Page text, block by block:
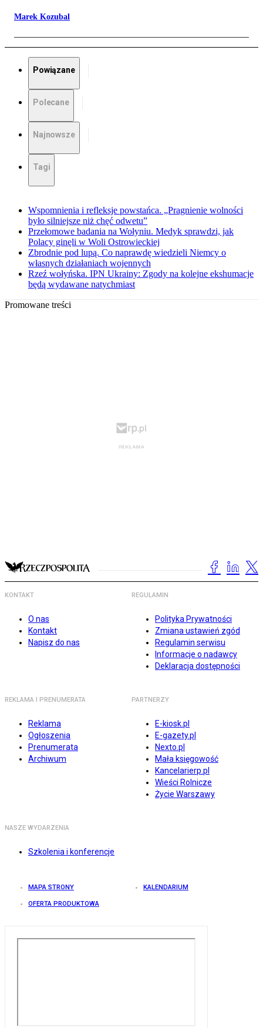
Marek Kozubal
Powiązane
Polecane
Najnowsze
Tagi
Wspomnienia i refleksje powstańca. „Pragnienie wolności
było silniejsze niż chęć odwetu”
Przełomowe badania na Wołyniu. Medyk sprawdzi, jak
Polacy ginęli w Woli Ostrowieckiej
Zbrodnie pod lupą. Co naprawdę wiedzieli Niemcy o
własnych działaniach wojennych
Rzeź wołyńska. IPN Ukrainy: Zgody na kolejne ekshumacje
będą wydawane natychmiast
Promowane treści
KONTAKT
O nas
Kontakt
Napisz do nas
REGULAMIN
Polityka Prywatności
Zmiana ustawień zgód
Regulamin serwisu
Informacje o nadawcy
Deklaracja dostępności
REKLAMA I PRENUMERATA
Reklama
Ogłoszenia
Prenumerata
Archiwum
PARTNERZY
E-kiosk.pl
E-gazety.pl
Nexto.pl
Mała księgowość
Kancelarierp.pl
Wieści Rolnicze
Życie Warszawy
NASZE WYDARZENIA
Szkolenia i konferencje
MAPA STRONY KALENDARIUM
OFERTA PRODUKTOWA